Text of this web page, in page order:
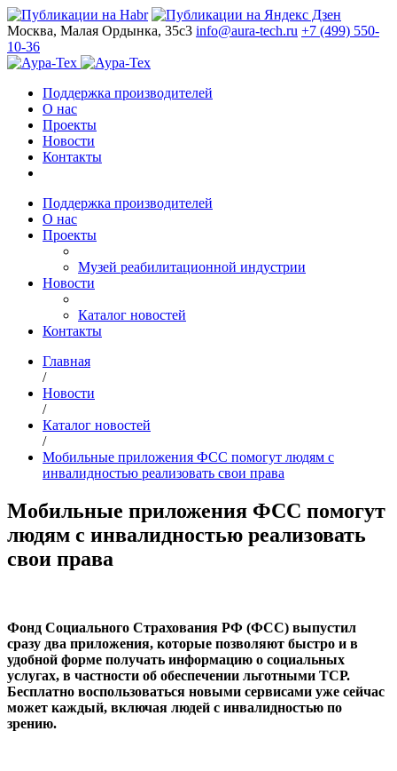
Москва, Малая Ордынка, 35с3 info@aura-tech.ru +7 (499) 550-
10-36
Поддержка производителей
О нас
Проекты
Новости
Контакты
Поддержка производителей
О нас
Проекты
Музей реабилитационной индустрии
Новости
Каталог новостей
Контакты
Главная
/
Новости
/
Каталог новостей
/
Мобильные приложения ФСС помогут людям с
инвалидностью реализовать свои права
Мобильные приложения ФСС помогут
людям с инвалидностью реализовать
свои права
Фонд Социального Страхования РФ (ФСС) выпустил
сразу два приложения, которые позволяют быстро и в
удобной форме получать информацию о социальных
услугах, в частности об обеспечении льготными ТСР.
Бесплатно воспользоваться новыми сервисами уже сейчас
может каждый, включая людей с инвалидностью по
зрению.